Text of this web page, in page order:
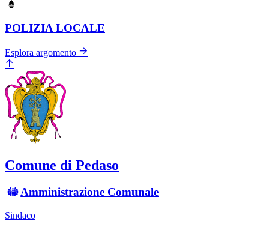
POLIZIA LOCALE
Esplora argomento
Comune di Pedaso
Amministrazione Comunale
Sindaco